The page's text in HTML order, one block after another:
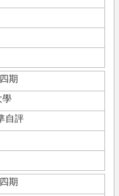
期
學
自評
期